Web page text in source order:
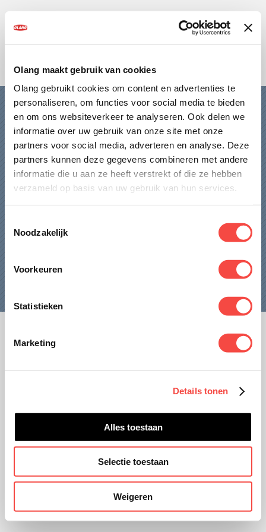
Olang maakt gebruik van cookies
Olang gebruikt cookies om content en advertenties te
personaliseren, om functies voor social media te bieden
en om ons websiteverkeer te analyseren. Ook delen we
informatie over uw gebruik van onze site met onze
partners voor social media, adverteren en analyse. Deze
partners kunnen deze gegevens combineren met andere
informatie die u aan ze heeft verstrekt of die ze hebben
verzameld op basis van uw gebruik van hun services.
Noodzakelijk
Voorkeuren
Statistieken
Marketing
Details tonen
Alles toestaan
Selectie toestaan
Weigeren
HOME
DAMES
HEREN
KIDS
OVER OLANG
FAQ
WINKELS
HOME
DAMES
HEREN
KIDS